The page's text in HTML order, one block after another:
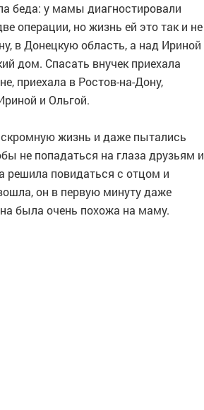
беда: у мамы диагностировали
операции, но жизнь ей это так и не
в Донецкую область, а над Ириной
дом. Спасать внучек приехала
приехала в Ростов-на-Дону,
и Ольгой.
жизнь и даже пытались
не попадаться на глаза друзьям и
решила повидаться с отцом и
он в первую минуту даже
была очень похожа на маму.